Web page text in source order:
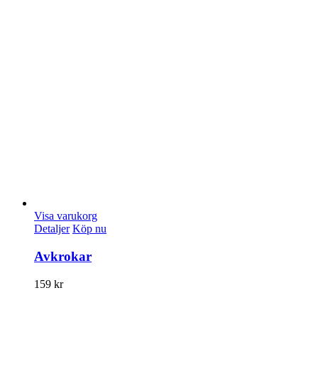
Visa varukorg
Detaljer Köp nu
Avkrokar
159 kr